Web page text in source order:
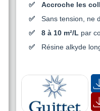
Accroche les
Sans tension, ne
8 à 10 m²/L par
Résine alkyde